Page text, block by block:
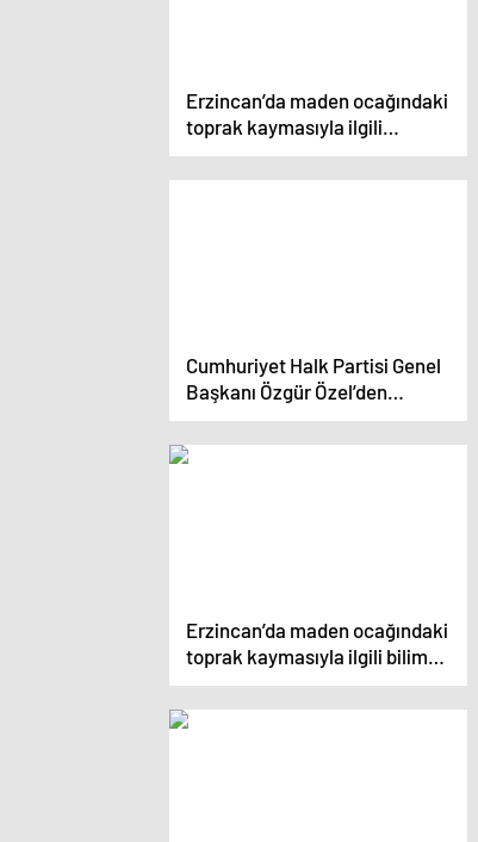
Erzincan’da maden ocağındaki
toprak kaymasıyla ilgili
tutuklanan zanlıların ifadeleri
Cumhuriyet Halk Partisi Genel
Başkanı Özgür Özel’den
Erdoğan’a: “Tehditte
Bulunmaya, Vatandaşın
Gözüne Baka Baka Yalan
Erzincan’da maden ocağındaki
toprak kaymasıyla ilgili bilim
insanları incelemelerde
bulundu